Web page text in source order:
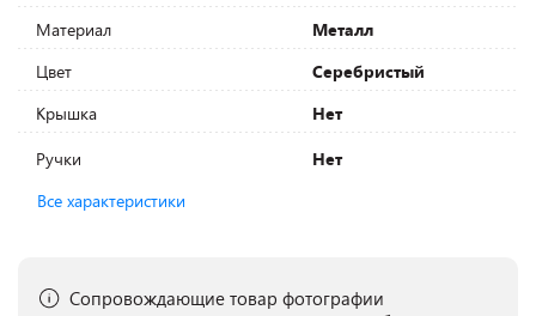
Материал
Металл
Цвет
Серебристый
Крышка
Нет
Ручки
Нет
Все характеристики
Сопровождающие товар фотографии